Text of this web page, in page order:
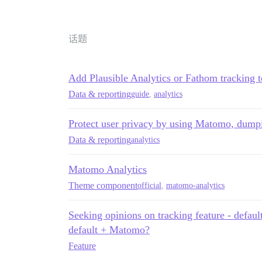
话题
Add Plausible Analytics or Fathom tracking
Data & reportingguide, analytics
Protect user privacy by using Matomo,
Data & reportinganalytics
Matomo Analytics
Theme componentofficial, matomo-analytics
Seeking opinions on tracking feature -
default + Matomo?
Feature